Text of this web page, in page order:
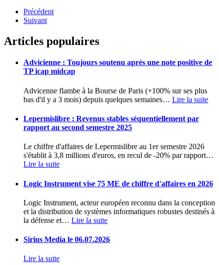
Précédent
Suivant
Articles populaires
Advicienne : Toujours soutenu après une note positive de
TP icap midcap
Advicenne flambe à la Bourse de Paris (+100% sur ses plus
bas d'il y a 3 mois) depuis quelques semaines… Lire la suite
Lepermislibre : Revenus stables séquentiellement par
rapport au second semestre 2025
Le chiffre d'affaires de Lepermislibre au 1er semestre 2026
s'établit à 3,8 millions d'euros, en recul de -20% par rapport…
Lire la suite
Logic Instrument vise 75 ME de chiffre d'affaires en 2026
Logic Instrument, acteur européen reconnu dans la conception
et la distribution de systèmes informatiques robustes destinés à
la défense et… Lire la suite
Sirius Media le 06.07.2026
Lire la suite